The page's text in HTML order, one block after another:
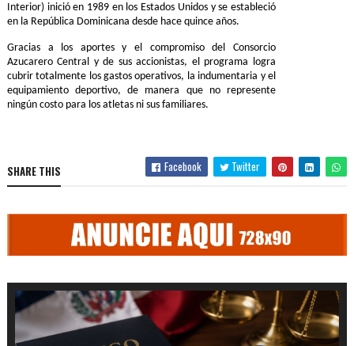
Interior) inició en 1989 en los Estados Unidos y se estableció
en la República Dominicana desde hace quince años.
Gracias a los aportes y el compromiso del Consorcio
Azucarero Central y de sus accionistas, el programa logra
cubrir totalmente los gastos operativos, la indumentaria y el
equipamiento deportivo, de manera que no represente
ningún costo para los atletas ni sus familiares.
SHARE THIS Facebook Twitter